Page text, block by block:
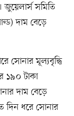
জুয়েলার্স সমিতি
দাম বেড়ে
সোনার মূল্যবৃদ্ধি
১৯০ টাকা
দাম বেড়ে
দিন ধরে সোনার